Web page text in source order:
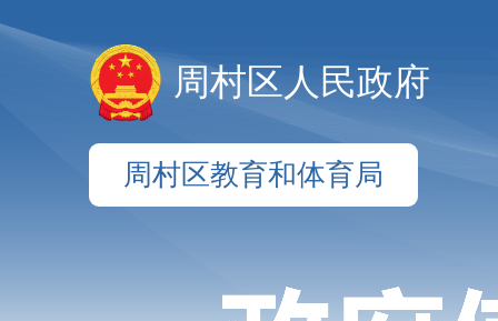
周村区人民政府
周村区教育和体育局